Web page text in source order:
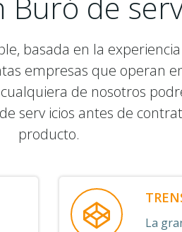
basada en la
empresas que operan
de nosotros
serv icios antes de
producto.
La